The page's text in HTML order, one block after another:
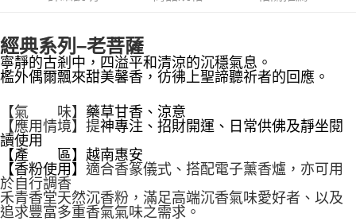
結帳頁面，進行簡訊認證並確認金額後，即可完成結帳。
２．訂單成立數日內，您將收到繳費通知簡訊。
３．收到繳費通知簡訊後14天內，點擊此簡訊中的連結，可透過四大超商／
ATM／網路銀行／等多元方式進行付款，方視為交易完成。
購買商品的店家。未經商家同意取消之訂單仍視為有效，需透過AFTEE先享
後付繳納相關費用。
※ 交易是否成功請以「AFTEE先享後付 」之結帳頁面顯示為準，若有關於
是否繳費成功／繳費後需取消欲退款等相關疑問，請聯繫「AFTEE先享後付
客戶支援中心」 https://netprotections.freshdesk.com/support/home
【注意事項】
１．透過由恩沛科技股份有限公司提供之「AFTEE先享後付」服務完成之交
每筆NT$60，滿NT$1,500(含以上)免運費
付款後全家取貨
7-11取貨付款
每筆NT$60，滿NT$1,500(含以上)免運費
付款後7-11取貨
每筆NT$60，滿NT$1,500(含以上)免運費
經典系列–老菩薩
寧靜的古剎中，四溢平和清涼的沉穩氣息。
檻外偶爾飄來甜美馨香，彷彿上聖諦聽祈者的回應。
【氣 味】 藥草甘香、涼意
【應用情境】 提神專注、招財開運、日常供佛及靜坐閱
讀使用
【產 區】越南惠安
【香粉使用】 適合香篆儀式、搭配電子薰香爐，亦可用
於自行調香
禾青香堂天然沉香粉，滿足高端沉香氣味愛好者、以及
追求豐富多重香氣氣味之需求。